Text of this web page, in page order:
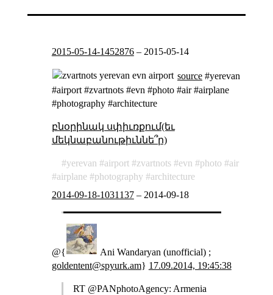
2015-05-14-1452876– 2015-05-14
source#yerevan
#airport #zvartnots #evn #photo #air #airplane
#photography #architecture
բնօրինակ սփիւռքում(եւ
մեկնաբանութիւննե՞ր)
yerevan airport zvartnots evn photo
air
airplane
photography
architecture
2014-09-18-1031137– 2014-09-18
@{
Ani Wandaryan (unofficial) ;
goldentent@spyurk.am} 17.09.2014, 19:45:38
RT @PANphotoAgency: Armenia